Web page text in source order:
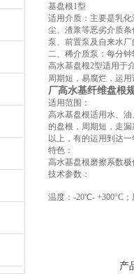
基盘根1型
适用介质：主要是乳
尘、渣浆等恶劣介质
泵、前置泵及自来水
二、稀介质泵：每分
高水基盘根2型适用于
周期短，易腐烂，运
厂高水基纤维盘根
适用范围：
高水基盘根适用水、
的盘根，周期短，走
以上，有的运用到达一
特色：
高水基盘根磨擦系数
技术参数：
温度：-20℃- +300°C
产